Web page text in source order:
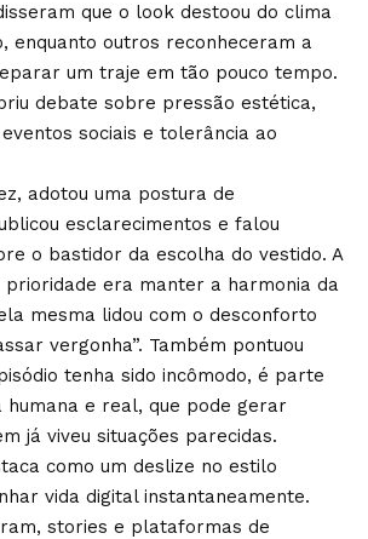
que o look destoou do clima
enquanto outros reconheceram a
um traje em tão pouco tempo.
debate sobre pressão estética,
sociais e tolerância ao
adotou uma postura de
esclarecimentos e falou
o bastidor da escolha do vestido. A
era manter a harmonia da
mesma lidou com o desconforto
vergonha”. Também pontuou
tenha sido incômodo, é parte
humana e real, que pode gerar
já viveu situações parecidas.
como um deslize no estilo
vida digital instantaneamente.
stories e plataformas de